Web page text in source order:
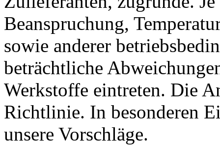
Beanspruchung,
sowie anderer
beträchtliche
Werkstoffe eintreten. Die
Richtlinie. In besonderen
unsere Vorschläge.